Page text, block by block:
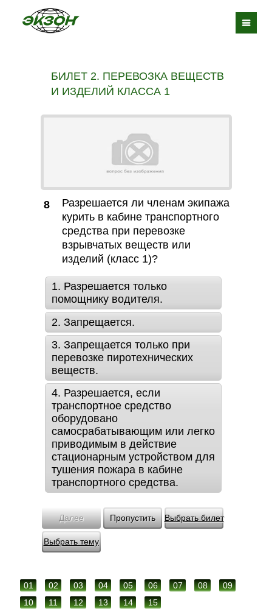
БИЛЕТ 2. ПЕРЕВОЗКА ВЕЩЕСТВ
И ИЗДЕЛИЙ КЛАССА 1
8
Разрешается ли членам экипажа
курить в кабине транспортного
средства при перевозке
взрывчатых веществ или
изделий (класс 1)?
1. Разрешается только
помощнику водителя.
2. Запрещается.
3. Запрещается только при
перевозке пиротехнических
веществ.
4. Разрешается, если
транспортное средство
оборудовано
самосрабатывающим или легко
приводимым в действие
стационарным устройством для
тушения пожара в кабине
транспортного средства.
Далее Пропустить Выбрать билет
Выбрать тему
01 02 03 04 05 06 07 08
09
10
11 12 13 14 15